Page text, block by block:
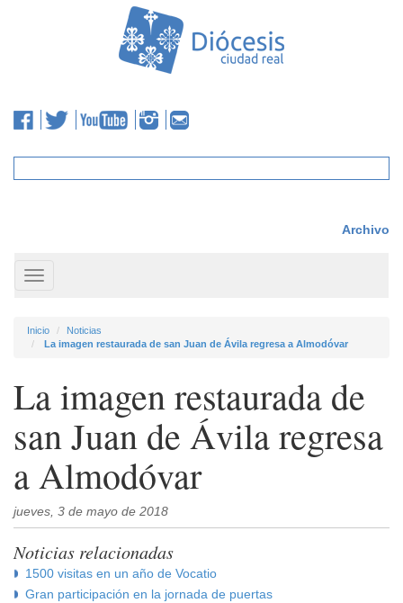
Archivo
Toggle
navigation
Inicio
Noticias
La imagen restaurada de san Juan de Ávila regresa a Almodóvar
La imagen restaurada de
san Juan de Ávila regresa
a Almodóvar
jueves, 3 de mayo de 2018
Noticias relacionadas
1500 visitas en un año de Vocatio
Gran participación en la jornada de puertas